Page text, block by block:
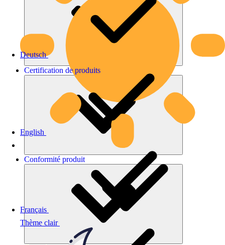
Thème clair
Deutsch
English
Français
Certification de produits
Conformité produit